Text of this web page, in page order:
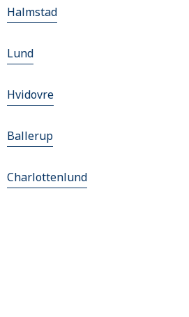
Halmstad
Lund
Hvidovre
Ballerup
Charlottenlund